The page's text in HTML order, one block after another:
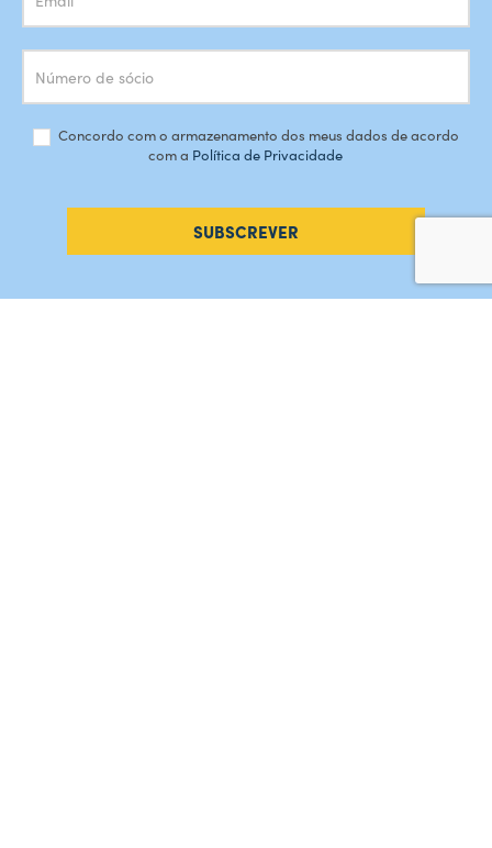
Concordo com o armazenamento dos meus dados de acordo
com a Política de Privacidade
SUBSCREVER